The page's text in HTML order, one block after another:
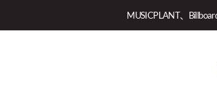
MUSICPLANT、